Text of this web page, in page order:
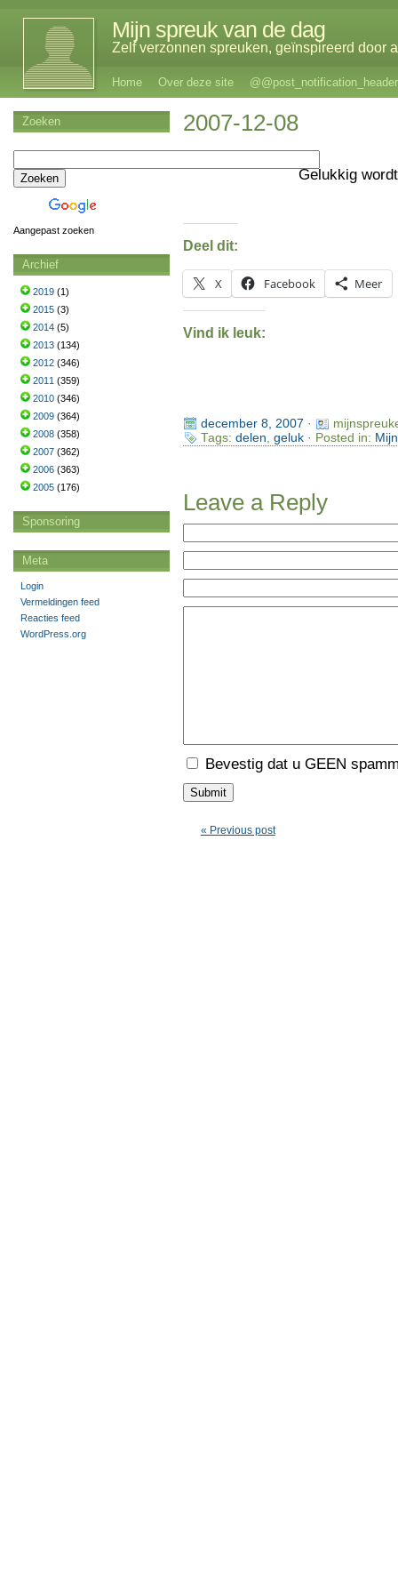
Mijn spreuk van de dag
Zelf verzonnen spreuken, geïnspireerd door
Home Over deze site @@post_notification_header
2007-12-08
Gelukkig
Deel dit:
X Facebook Meer
Vind ik leuk:
december 8, 2007 ·
Tags: delen geluk· Posted in:
Leave a Reply
Bevestig dat u GEEN
« Previous post
Zoeken
Aangepast zoeken
Archief
2019 (1)
2015 (3)
2014 (5)
2013 (134)
2012 (346)
2011 (359)
2010 (346)
2009 (364)
2008 (358)
2007 (362)
2006 (363)
2005 (176)
Sponsoring
Meta
Login
Vermeldingen feed
Reacties feed
WordPress.org